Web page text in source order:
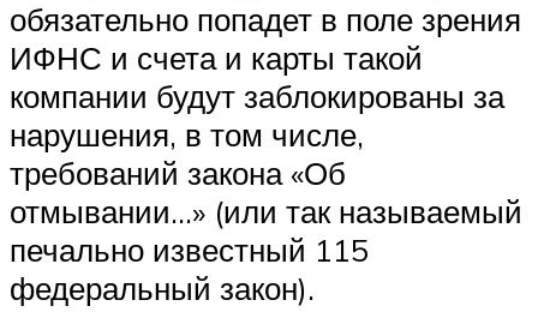
обязательно попадет в поле зрения
ИФНС и счета и карты такой
компании будут заблокированы за
нарушения, в том числе,
требований закона «Об
отмывании…» (или так называемый
печально известный 115
федеральный закон).